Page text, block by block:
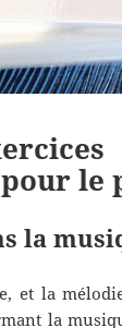
le
la
et la
la